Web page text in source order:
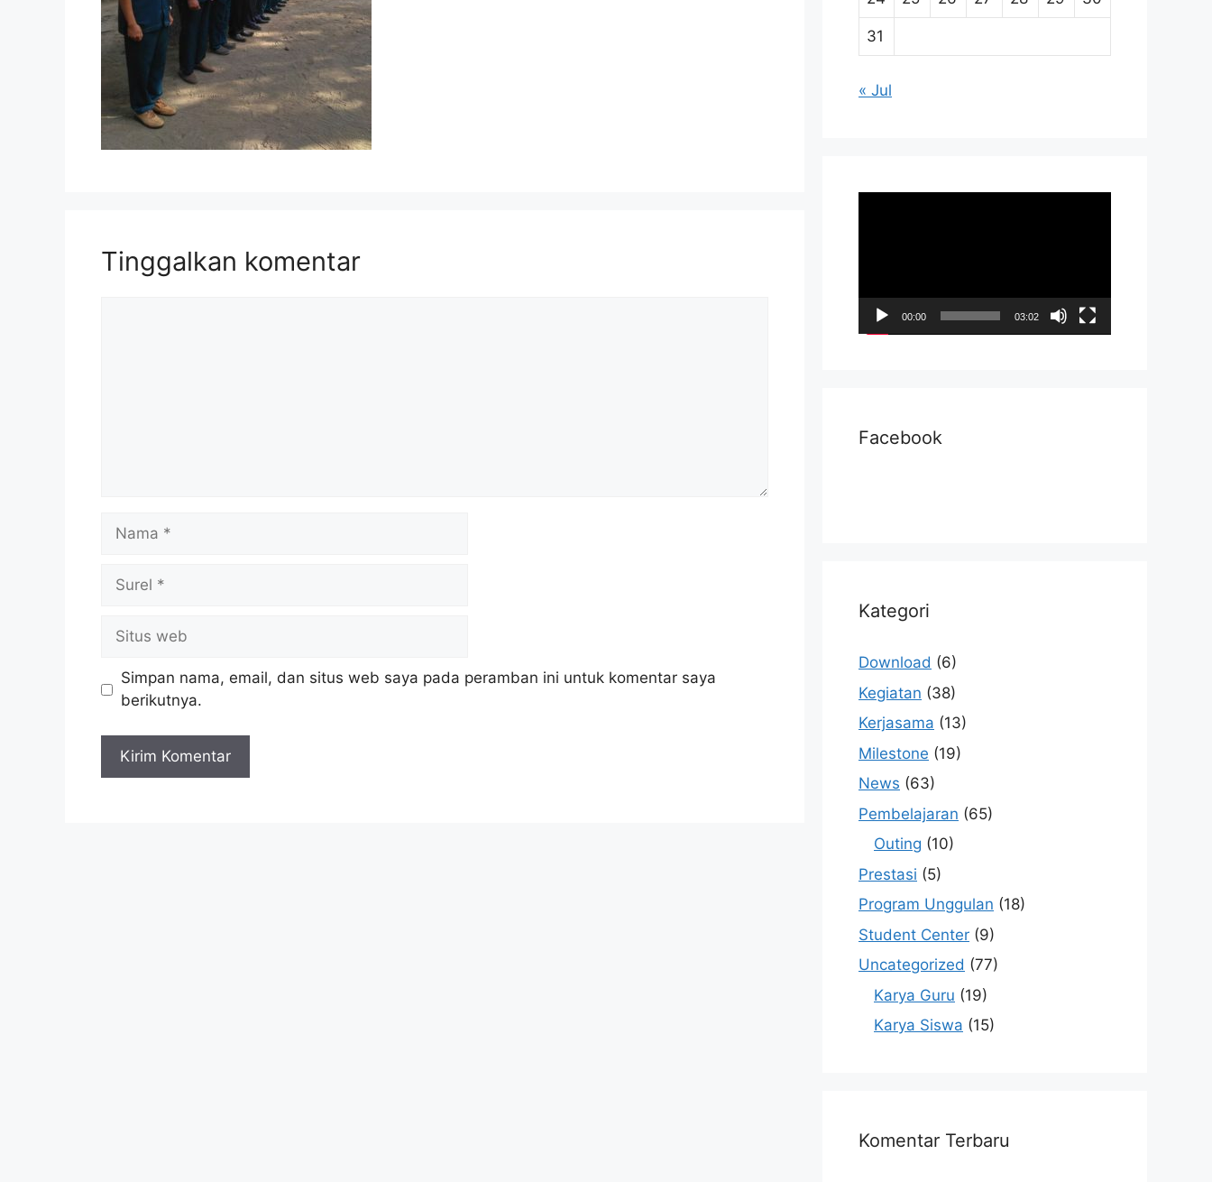
Tinggalkan komentar
Simpan nama, email, dan situs web saya pada peramban ini untuk komentar saya
berikutnya.
31
« Jul
00:00 03:02
Facebook
Kategori
Download (6)
Kegiatan (38)
Kerjasama (13)
Milestone (19)
News (63)
Pembelajaran (65)
Outing (10)
Prestasi (5)
Program Unggulan (18)
Student Center (9)
Uncategorized (77)
Karya Guru (19)
Karya Siswa (15)
Komentar Terbaru